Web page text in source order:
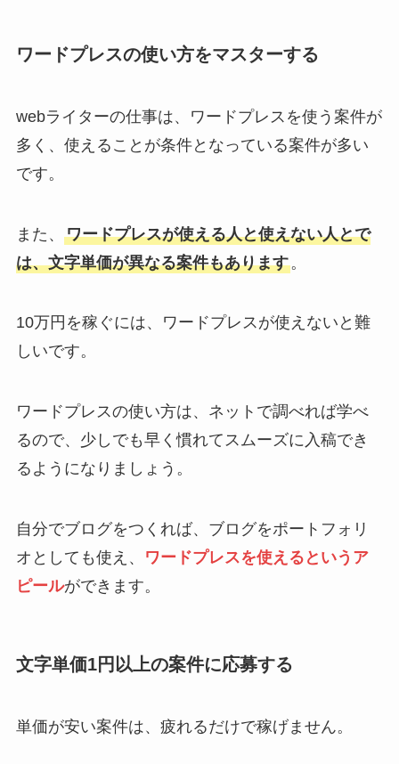
ワードプレスの使い方をマスターする
webライターの仕事は、ワードプレスを使う案件が
多く、使えることが条件となっている案件が多い
です。
また、 ワードプレスが使える人と使えない人とで
は、文字単価が異なる案件もあります。
10万円を稼ぐには、ワードプレスが使えないと難
しいです。
ワードプレスの使い方は、ネットで調べれば学べ
るので、少しでも早く慣れてスムーズに入稿でき
るようになりましょう。
自分でブログをつくれば、ブログをポートフォリ
オとしても使え、
ワードプレスを使えるというア
ピールができます。
文字単価1円以上の案件に応募する
単価が安い案件は、疲れるだけで稼げません。